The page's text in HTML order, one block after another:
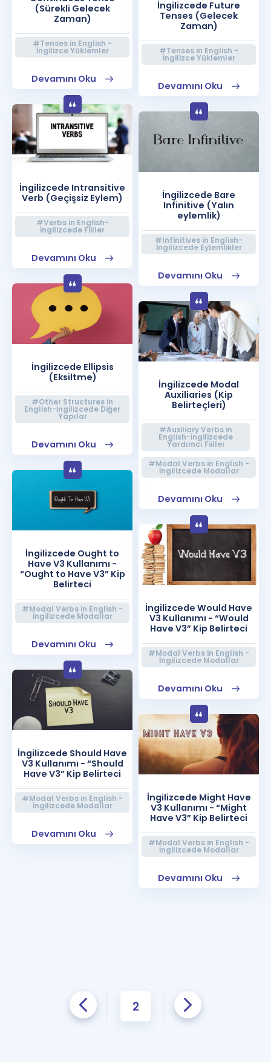
(Sürekli Gelecek
Zaman)
#Tenses in English -
İngilizce Yüklemler
Devamını Oku
İngilizcede Future
Tenses (Gelecek
Zaman)
#Tenses in English -
İngilizce Yüklemler
Devamını Oku
İngilizcede Intransitive
Verb (Geçişsiz Eylem)
#Verbs in English-
İngilizcede Fiiller
Devamını Oku
İngilizcede Bare
Infinitive (Yalın
eylemlik)
#Infinitives in English-
İngilizcede Eylemlikler
Devamını Oku
İngilizcede Ellipsis
(Eksiltme)
#Other Structures in
English-İngilizcede Diğer
Yapılar
Devamını Oku
İngilizcede Modal
Auxiliaries (Kip
Belirteçleri)
#Auxiliary Verbs in
English-İngilizcede
Yardımcı Fiiller
#Modal Verbs in English -
İngilizcede Modallar
Devamını Oku
İngilizcede Ought to
Have V3 Kullanımı -
“Ought to Have V3” Kip
Belirteci
#Modal Verbs in English -
İngilizcede Modallar
Devamını Oku
İngilizcede Would Have
V3 Kullanımı - “Would
Have V3” Kip Belirteci
#Modal Verbs in English -
İngilizcede Modallar
Devamını Oku
İngilizcede Should Have
V3 Kullanımı - “Should
Have V3” Kip Belirteci
#Modal Verbs in English -
İngilizcede Modallar
Devamını Oku
İngilizcede Might Have
V3 Kullanımı - “Might
Have V3” Kip Belirteci
#Modal Verbs in English -
İngilizcede Modallar
Devamını Oku
2